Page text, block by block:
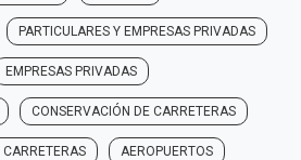
PARTICULARES Y EMPRESAS PRIVADAS
EMPRESAS PRIVADAS
CONSERVACIÓN DE CARRETERAS
AEROPUERTOS